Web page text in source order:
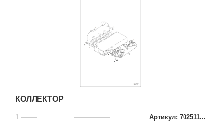
КОЛЛЕКТОР
1
Артикул: 702511...